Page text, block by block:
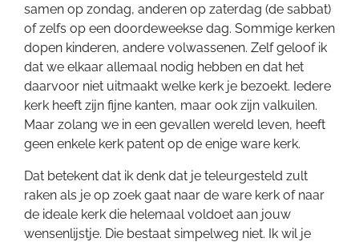
samen op zondag, anderen op zaterdag (de sabbat)
of zelfs op een doordeweekse dag. Sommige kerken
dopen kinderen, andere volwassenen. Zelf geloof ik
dat we elkaar allemaal nodig hebben en dat het
daarvoor niet uitmaakt welke kerk je bezoekt. Iedere
kerk heeft zijn fijne kanten, maar ook zijn valkuilen.
Maar zolang we in een gevallen wereld leven, heeft
geen enkele kerk patent op de enige ware kerk.
Dat betekent dat ik denk dat je teleurgesteld zult
raken als je op zoek gaat naar de ware kerk of naar
de ideale kerk die helemaal voldoet aan jouw
wensenlijstje. Die bestaat simpelweg niet. Ik wil je